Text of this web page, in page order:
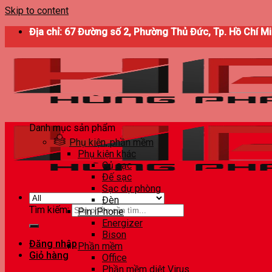
Skip to content
Địa chỉ: 67 Đường số 2, Phường Thủ Đức, Tp. Hồ Chí
Tìm kiếm:
Đăng nhập
Giỏ hàng
Danh mục sản phẩm
Phụ kiện, phần mềm
Phụ kiện khác
Củ sạc
Đế sạc
Sạc dự phòng
Đèn
Pin iPhone
Energizer
Bison
Phần mềm
Office
Phần mềm diệt Virus